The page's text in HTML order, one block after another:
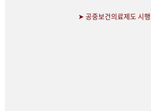
➤ 공중보건의료제도 시행